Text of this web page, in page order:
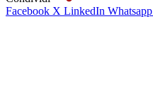
Facebook X LinkedIn Whatsapp